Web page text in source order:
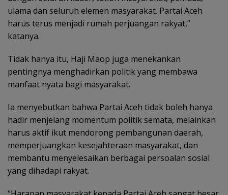
ulama dan seluruh elemen masyarakat. Partai Aceh
harus terus menjadi rumah perjuangan rakyat,”
katanya.
Tidak hanya itu, Haji Maop juga menekankan
pentingnya menghadirkan politik yang membawa
manfaat nyata bagi masyarakat.
Ia menyebutkan bahwa Partai Aceh tidak boleh hanya
hadir menjelang momentum politik semata, melainkan
harus aktif ikut mendorong pembangunan daerah,
memperjuangkan kesejahteraan masyarakat, dan
membantu menyelesaikan berbagai persoalan sosial
yang dihadapi rakyat.